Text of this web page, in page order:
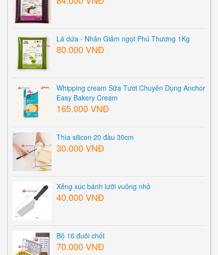
Lá dứa - Nhân Giảm ngọt Phú Thương 1Kg
80.000 VNĐ
Whipping cream Sữa Tươi Chuyên Dụng Anchor
Easy Bakery Cream
165.000 VNĐ
Thìa silicon 20 đầu 30cm
30.000 VNĐ
Xẻng xúc bánh lưỡi vuông nhỏ
40.000 VNĐ
Bộ 16 đuôi chốt
70.000 VNĐ